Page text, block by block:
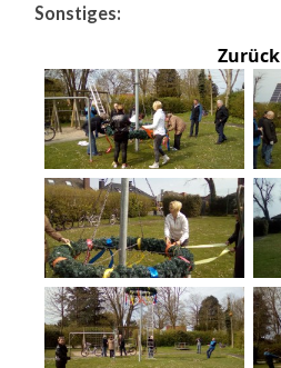
Sonstiges:
Zurück